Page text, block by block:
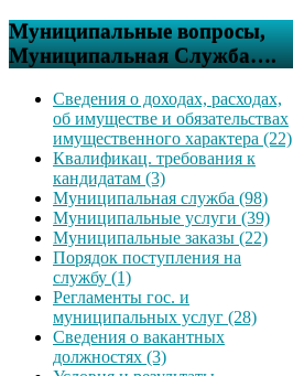
Муниципальные вопросы,
Муниципальная Служба….
Сведения о доходах, расходах,
об имуществе и обязательствах
имущественного характера (22)
Квалификац. требования к
кандидатам (3)
Муниципальная служба (98)
Муниципальные услуги (39)
Муниципальные заказы (22)
Порядок поступления на
службу (1)
Регламенты гос. и
муниципальных услуг (28)
Сведения о вакантных
должностях (3)